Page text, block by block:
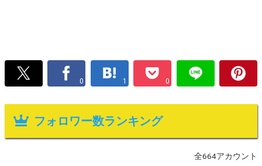
0 1 0
フォロワー数ランキング
全664アカウント